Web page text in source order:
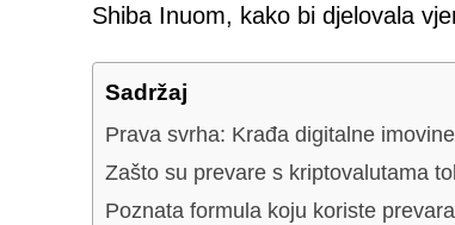
Shiba Inuom, kako bi djelovala
Sadržaj
Prava svrha: Krađa digitalne imovine
Zašto su prevare s kriptovalutama
Poznata formula koju koriste